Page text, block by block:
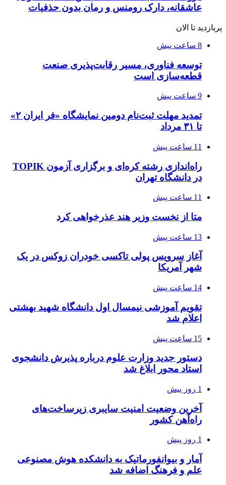
عاشقانه، دارک رومنس و رمان بدون حذفیات
پربازدید تا الان
8 ساعت پیش
توسعه فناوری، مسیر رقابت‌پذیری صنعت
قطعه‌سازی است
9 ساعت پیش
تمدید مهلت ثبت‌نام دومین نمایشگاه «فر ایران ۲»
تا ۳۱ مرداد
11 ساعت پیش
راه‌اندازی رشته کره‌ای و برگزاری آزمون TOPIK
در دانشگاه تهران
11 ساعت پیش
متا از نخست وزیر هند عذرخواهی کرد
13 ساعت پیش
آغاز سرویس پولی تاکسی خودران زوکس در یک
شهر آمریکا
14 ساعت پیش
تقویم آموزشی نیمسال اول دانشگاه شهید بهشتی
اعلام شد
15 ساعت پیش
دستور جدید وزارت علوم درباره پذیرش دانشجوی
استاد محور ابلاغ شد
1 روز پیش
آخرین وضعیت امنیت سایبری زیرساخت‌های
راه‌آهن کشور
1 روز پیش
آمار و بیوانفورماتیک به دانشکده هوش مصنوعی
علم و فرهنگ اضافه شد